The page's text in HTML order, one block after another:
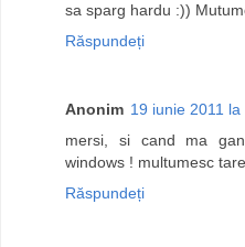
sa sparg hardu :))
Răspundeți
Anonim 19 iunie 2011 la
mersi, si cand ma
windows ! multumesc
Răspundeți